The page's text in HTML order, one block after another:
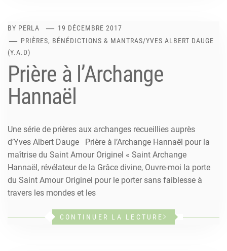
BY PERLA
19 DÉCEMBRE 2017
PRIÈRES, BÉNÉDICTIONS & MANTRAS/YVES ALBERT DAUGE
(Y.A.D)
Prière à l’Archange
Hannaël
Une série de prières aux archanges recueillies auprès
d’Yves Albert Dauge Prière à l’Archange Hannaël pour la
maîtrise du Saint Amour Originel « Saint Archange
Hannaël, révélateur de la Grâce divine, Ouvre-moi la porte
du Saint Amour Originel pour le porter sans faiblesse à
travers les mondes et les
CONTINUER LA LECTURE